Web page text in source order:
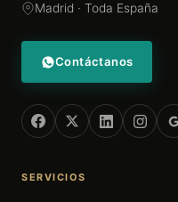
Madrid · Toda España
Contáctanos
SERVICIOS